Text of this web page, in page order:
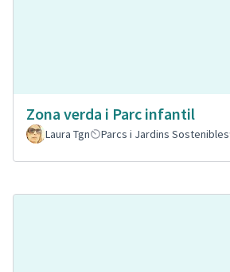
Zona verda i Parc infantil
Laura Tgn
Parcs i Jardins Sostenibles